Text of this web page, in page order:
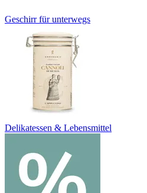
Geschirr für unterwegs
Delikatessen & Lebensmittel